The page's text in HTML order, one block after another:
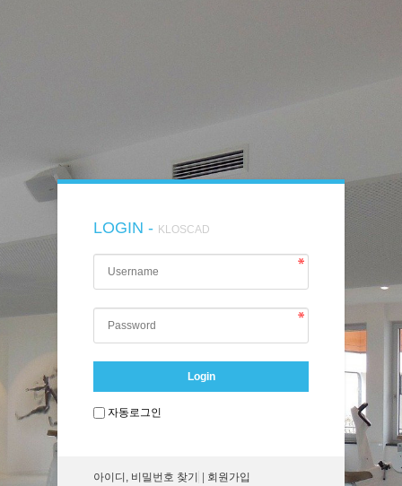
LOGIN - KLOSCAD
Login
자동로그인
아이디, 비밀번호 찾기 회원가입